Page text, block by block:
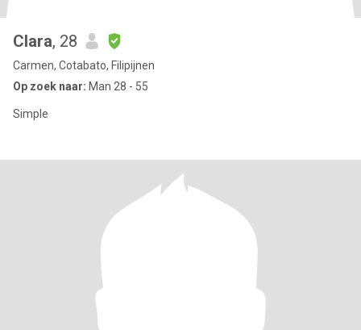
Clara, 28
Carmen, Cotabato, Filipijnen
Op zoek naar: Man 28 - 55
Simple